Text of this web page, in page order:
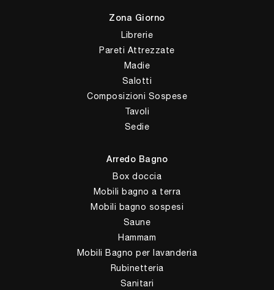
Zona Giorno
Librerie
Pareti Attrezzate
Madie
Salotti
Composizioni Sospese
Tavoli
Sedie
Arredo Bagno
Box doccia
Mobili bagno a terra
Mobili bagno sospesi
Saune
Hammam
Mobili Bagno per lavanderia
Rubinetteria
Sanitari